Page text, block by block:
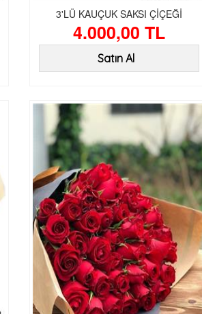
3'LÜ KAUÇUK SAKSI ÇİÇEĞİ
4.000,00 TL
Satın Al